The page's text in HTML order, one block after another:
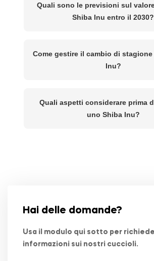
Quali sono le previsioni sul
Shiba Inu entro il 2030?
Come gestire il cambio di
Inu?
Quali aspetti considerare prima
uno Shiba Inu?
Hai delle domande?
Usa il modulo qui sotto per
informazioni sui nostri cuccioli.